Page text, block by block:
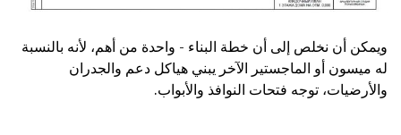
ويمكن أن نخلص إلى أن خطة البناء - واحدة من أهم، لأنه بالنسبة
له ميسون أو الماجستير الآخر يبني هياكل دعم والجدران
والأرضيات، توجه فتحات النوافذ والأبواب.